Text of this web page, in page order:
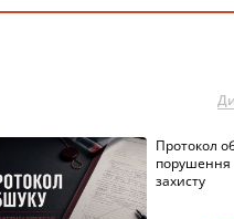
Протокол
порушення
захисту